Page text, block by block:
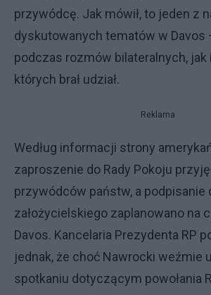
przywódcę. Jak mówił, to jeden z
dyskutowanych tematów w Davos
podczas rozmów bilateralnych, jak
których brał udział.
Reklama
Według informacji strony
zaproszenie do Rady Pokoju
przywódców państw, a podpisanie
założycielskiego zaplanowano na
Davos. Kancelaria Prezydenta RP
jednak, że choć Nawrocki weźmie
spotkaniu dotyczącym powołania